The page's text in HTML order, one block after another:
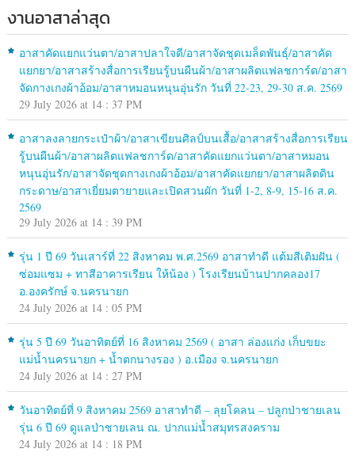
งานอาสาล่าสุด
อาสาคัดแยกแว่นตา/อาสาปลาใจดี/อาสาจัดชุดเมล็ดพันธุ์/อาสาคัด
แยกยา/อาสาสร้างสื่อการเรียนรู้บนผืนผ้า/อาสาผลิตแฟลชการ์ด/อาสา
จัดกางเกงผ้าอ้อม/อาสาหมอนหนุนอุ่นรัก วันที่ 22-23, 29-30 ส.ค. 2569
29 July 2026 at 14 : 37 PM
อาสาลงลายกระเป๋าผ้า/อาสาเขียนศิลป์บนเสื้อ/อาสาสร้างสื่อการเรียน
รู้บนผืนผ้า/อาสาผลิตแฟลชการ์ด/อาสาคัดแยกแว่นตา/อาสาหมอน
หนุนอุ่นรัก/อาสาจัดชุดกางเกงผ้าอ้อม/อาสาคัดแยกยา/อาสาผลิตดิน
กระดาษ/อาสาเยี่ยมตายายและเปิดสวนผัก วันที่ 1-2, 8-9, 15-16 ส.ค.
2569
29 July 2026 at 14 : 39 PM
รุ่น 1 ปี 69 วันเสาร์ที่ 22 สิงหาคม พ.ศ.2569 อาสาทำดี แต้มสีเติมฝัน (
ซ่อมแซม + ทาสีอาคารเรียน ให้น้อง ) โรงเรียนบ้านปากคลอง17
อ.องครักษ์ จ.นครนายก
24 July 2026 at 14 : 05 PM
รุ่น 5 ปี 69 วันอาทิตย์ที่ 16 สิงหาคม 2569 ( อาสา ล่องแก่ง เก็บขยะ
แม่น้ำนครนายก + น้ำตกนางรอง ) อ.เมือง จ.นครนายก
24 July 2026 at 14 : 27 PM
วันอาทิตย์ที่ 9 สิงหาคม 2569 อาสาทำดี – ลุยโคลน – ปลูกป่าชายเลน
รุ่น 6 ปี 69 ดูแลป่าชายเลน ณ. ปากแม่น้ำสมุทรสงคราม
24 July 2026 at 14 : 18 PM